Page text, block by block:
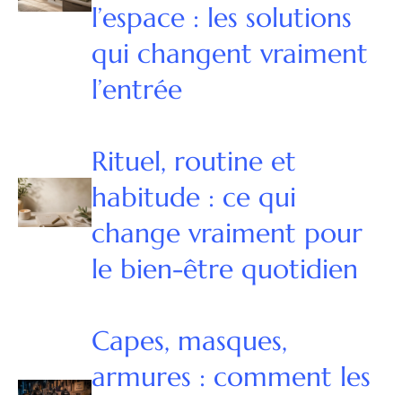
l’espace : les solutions
qui changent vraiment
l’entrée
Rituel, routine et
habitude : ce qui
change vraiment pour
le bien-être quotidien
Capes, masques,
armures : comment les